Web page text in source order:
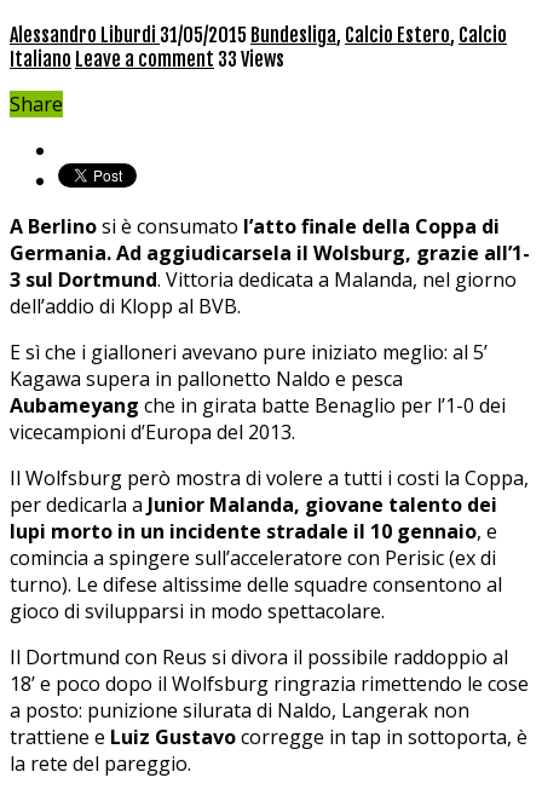
Alessandro Liburdi 31/05/2015 Bundesliga, Calcio Estero, Calcio
Italiano Leave a comment 33 Views
Share
A Berlinosi è consumato l’atto finale della Coppa di
Germania. Ad aggiudicarsela il Wolsburg, grazie all’1-
3 sul Dortmund. Vittoria dedicata a Malanda, nel giorno
dell’addio di Klopp al BVB.
E sì che i gialloneri avevano pure iniziato meglio: al 5’
Kagawa supera in pallonetto Naldo e pesca
Aubameyang che in girata batte Benaglio per l’1-0 dei
vicecampioni d’Europa del 2013.
Il Wolfsburg però mostra di volere a tutti i costi la Coppa,
per dedicarla a Junior Malanda, giovane talento dei
lupi morto in un incidente stradale il 10 gennaio, e
comincia a spingere sull’acceleratore con Perisic (ex di
turno). Le difese altissime delle squadre consentono al
gioco di svilupparsi in modo spettacolare.
Il Dortmund con Reus si divora il possibile raddoppio al
18’ e poco dopo il Wolfsburg ringrazia rimettendo le cose
a posto: punizione silurata di Naldo, Langerak non
trattiene e Luiz Gustavocorregge in tap in sottoporta, è
la rete del pareggio.